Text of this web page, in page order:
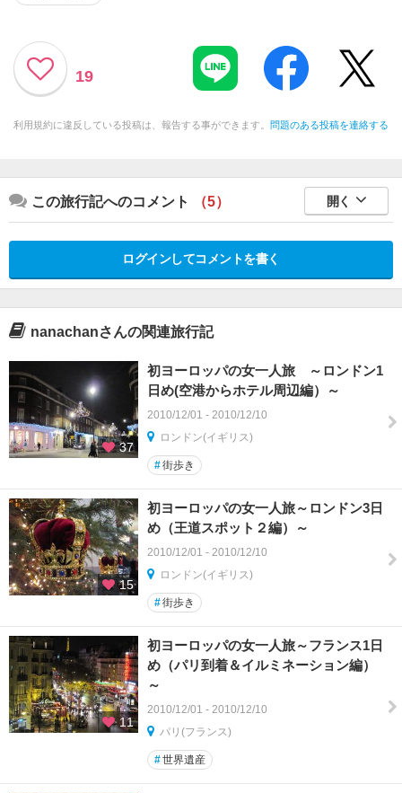
19
利用規約に違反している投稿は、報告する事ができます。 問題のある投稿を連絡する
この旅行記へのコメント （5） 開く
ログインしてコメントを書く
nanachanさんの関連旅行記
37
初ヨーロッパの女一人旅 ～ロンドン1
日め(空港からホテル周辺編）～
2010/12/01 - 2010/12/10
ロンドン(イギリス)
#街歩き
15
初ヨーロッパの女一人旅～ロンドン3日
め（王道スポット２編）～
2010/12/01 - 2010/12/10
ロンドン(イギリス)
#街歩き
11
初ヨーロッパの女一人旅～フランス1日
め（パリ到着＆イルミネーション編）
～
2010/12/01 - 2010/12/10
パリ(フランス)
#世界遺産